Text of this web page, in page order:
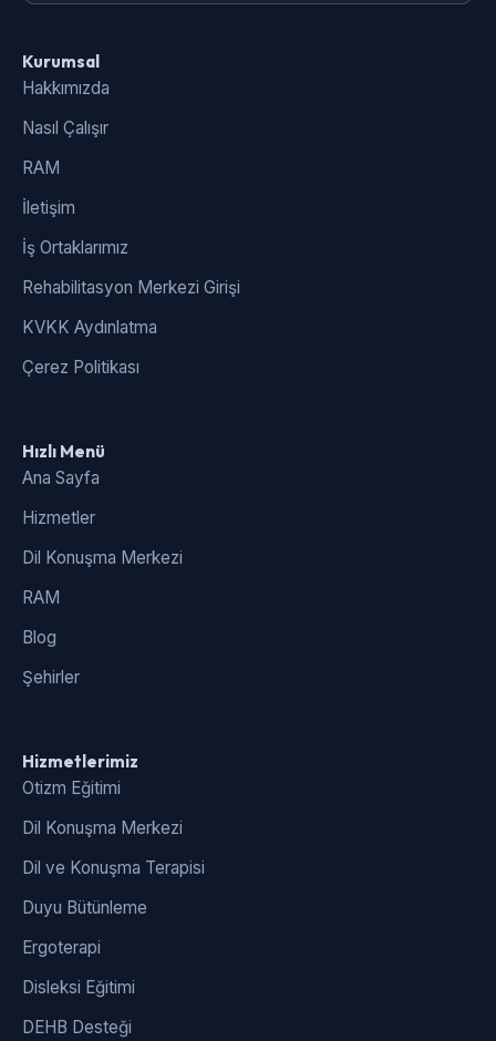
Kurumsal
Hakkımızda
Nasıl Çalışır
RAM
İletişim
İş Ortaklarımız
Rehabilitasyon Merkezi Girişi
KVKK Aydınlatma
Çerez Politikası
Hızlı Menü
Ana Sayfa
Hizmetler
Dil Konuşma Merkezi
RAM
Blog
Şehirler
Hizmetlerimiz
Otizm Eğitimi
Dil Konuşma Merkezi
Dil ve Konuşma Terapisi
Duyu Bütünleme
Ergoterapi
Disleksi Eğitimi
DEHB Desteği